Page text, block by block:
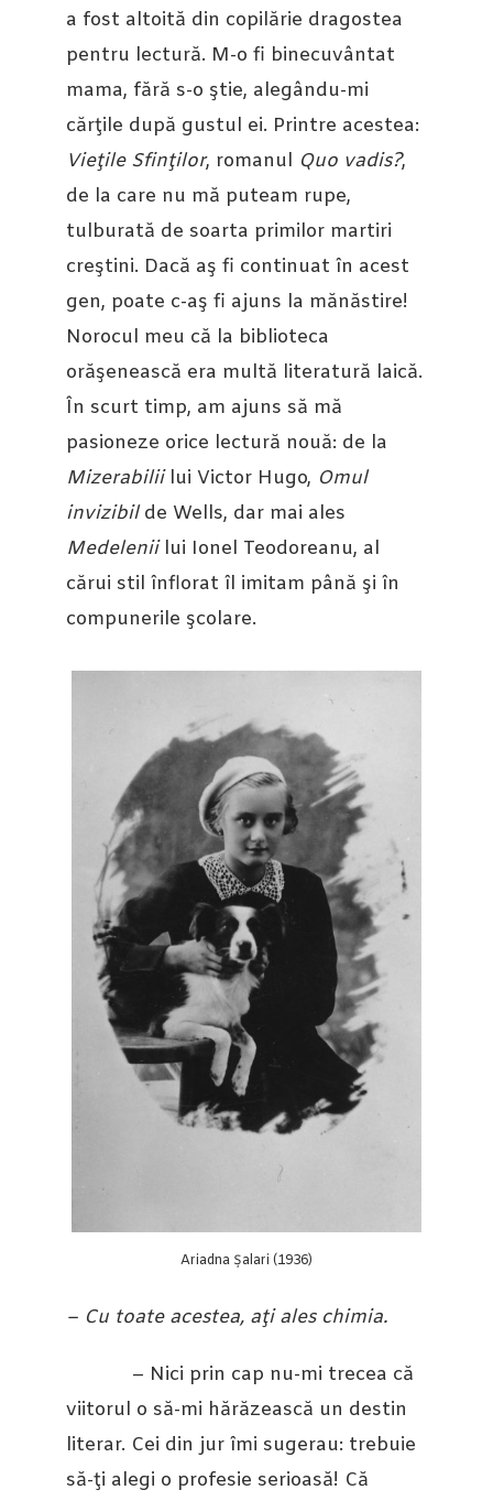
a fost altoită din copilărie dragostea
pentru lectură. M-o fi binecuvântat
mama, fără s-o ştie, alegându-mi
cărţile după gustul ei. Printre acestea:
Vieţile Sfinţilor, romanul Quo vadis?,
de la care nu mă puteam rupe,
tulburată de soarta primilor martiri
creştini. Dacă aş fi continuat în acest
gen, poate c-aş fi ajuns la mănăstire!
Norocul meu că la biblioteca
orăşenească era multă literatură laică.
În scurt timp, am ajuns să mă
pasioneze orice lectură nouă: de la
Mizerabiliilui Victor Hugo, Omul
invizibilde Wells, dar mai ales
Medeleniilui Ionel Teodoreanu, al
cărui stil înflorat îl imitam până şi în
compunerile şcolare.
Ariadna Șalari (1936)
– Cu toate acestea, aţi ales chimia.
– Nici prin cap nu-mi trecea că
viitorul o să-mi hărăzească un destin
literar. Cei din jur îmi sugerau: trebuie
să-ţi alegi o profesie serioasă! Că